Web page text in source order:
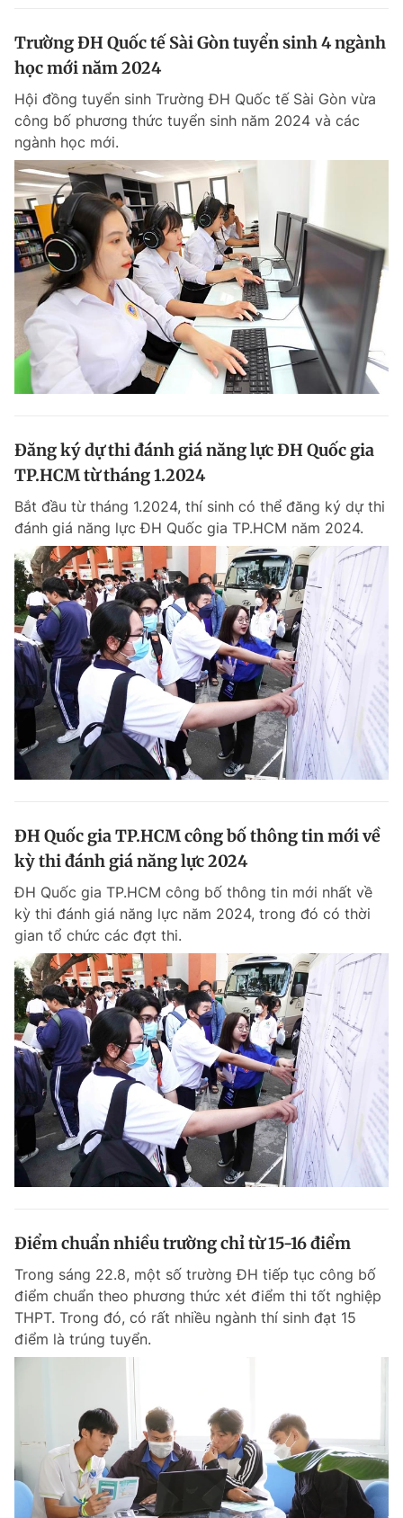
Trường ĐH Quốc tế Sài Gòn tuyển sinh 4 ngành
học mới năm 2024
Hội đồng tuyển sinh Trường ĐH Quốc tế Sài Gòn vừa
công bố phương thức tuyển sinh năm 2024 và các
ngành học mới.
Đăng ký dự thi đánh giá năng lực ĐH Quốc gia
TP.HCM từ tháng 1.2024
Bắt đầu từ tháng 1.2024, thí sinh có thể đăng ký dự thi
đánh giá năng lực ĐH Quốc gia TP.HCM năm 2024.
ĐH Quốc gia TP.HCM công bố thông tin mới về
kỳ thi đánh giá năng lực 2024
ĐH Quốc gia TP.HCM công bố thông tin mới nhất về
kỳ thi đánh giá năng lực năm 2024, trong đó có thời
gian tổ chức các đợt thi.
Điểm chuẩn nhiều trường chỉ từ 15-16 điểm
Trong sáng 22.8, một số trường ĐH tiếp tục công bố
điểm chuẩn theo phương thức xét điểm thi tốt nghiệp
THPT. Trong đó, có rất nhiều ngành thí sinh đạt 15
điểm là trúng tuyển.